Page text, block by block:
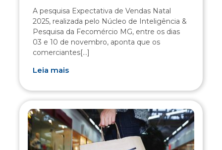
A pesquisa Expectativa de Vendas Natal
2025, realizada pelo Núcleo de Inteligência &
Pesquisa da Fecomércio MG, entre os dias
03 e 10 de novembro, aponta que os
comerciantes[...]
Leia mais